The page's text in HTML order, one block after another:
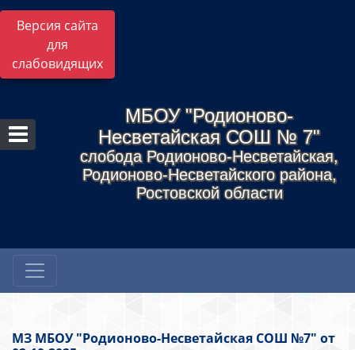
Версия сайта
для
слабовидящих
МБОУ "Родионово-
Несветайская СОШ № 7"
слобода Родионово-Несветайская,
Родионово-Несветайского района,
Ростовской области
МЗ МБОУ "Родионово-Несветайская СОШ №7" от